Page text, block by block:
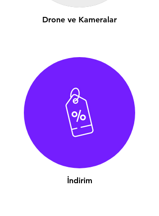
Drone ve Kameralar
İndirim